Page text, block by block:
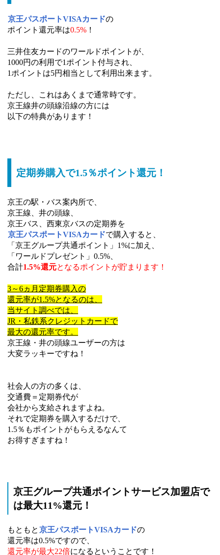
京王パスポートVISAカードの
ポイント還元率は0.5% ！
三井住友カードのワールドポイントが、
1000円の利用で1ポイント付与され、
1ポイントは5円相当として利用出来ます。
ただし、これはあくまで通常時です。
京王線井の頭線沿線の方には
以下の特典があります！
定期券購入で1.5％ポイント還元！
京王の駅・バス案内所で、
京王線、井の頭線、
京王バス、西東京バスの定期券を
京王パスポートVISAカードで購入すると、
「京王グループ共通ポイント」1%に加え、
「ワールドプレゼント」0.5%、
合計1.5%還元となるポイントが貯まります！
3～6ヵ月定期券購入の
還元率が1.5%となるのは、
当サイト調べでは、
JR・私鉄系クレジットカードで
最大の還元率です。
京王線・井の頭線ユーザーの方は
大変ラッキーですね！
社会人の方の多くは、
交通費＝定期券代が
会社から支給されますよね。
それで定期券を購入するだけで、
1.5％もポイントがもらえるなんて
お得すぎますね！
京王グループ共通ポイントサービス加盟店で
は最大11%還元！
もともと 京王パスポートVISAカードの
還元率は0.5%ですので、
還元率が最大22倍になるということです！